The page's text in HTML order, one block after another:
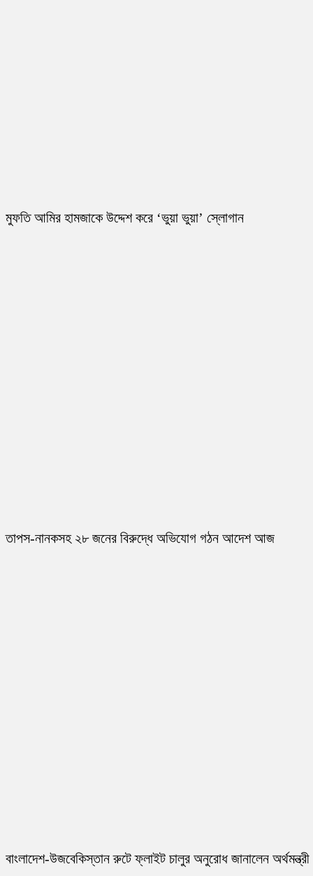
মুফতি আমির হামজাকে উদ্দেশ করে ‘ভুয়া ভুয়া’ স্লোগান
তাপস-নানকসহ ২৮ জনের বিরুদ্ধে অভিযোগ গঠন আদেশ আজ
বাংলাদেশ-উজবেকিস্তান রুটে ফ্লাইট চালুর অনুরোধ জানালেন অর্থমন্ত্রী